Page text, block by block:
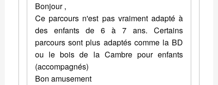
Bonjour ,
Ce parcours n'est pas vraiment adapté à
des enfants de 6 à 7 ans. Certains
parcours sont plus adaptés comme la BD
ou le bois de la Cambre pour enfants
(accompagnés)
Bon amusement